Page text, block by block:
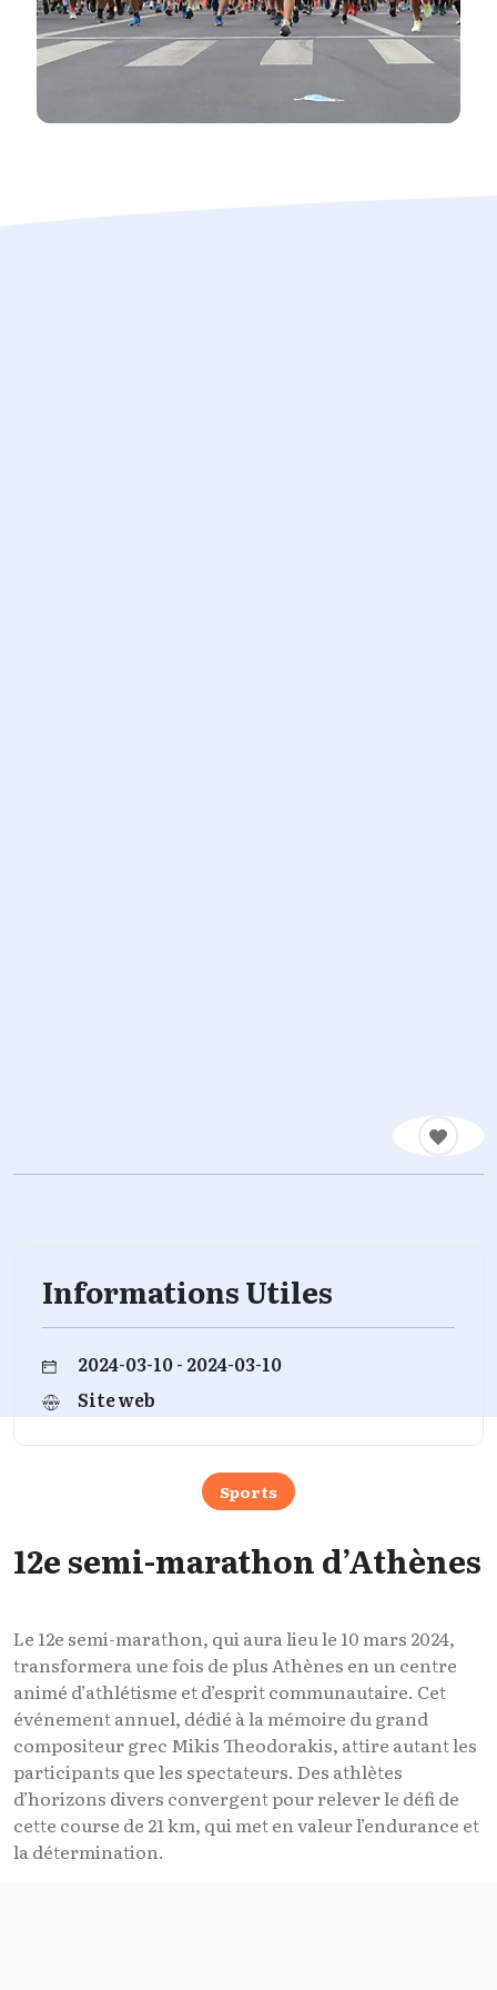
Informations Utiles
2024-03-10 - 2024-03-10
Site web
Sports
12e semi-marathon d’Athènes
Le 12e semi-marathon, qui aura lieu le 10 mars 2024,
transformera une fois de plus Athènes en un centre
animé d’athlétisme et d’esprit communautaire. Cet
événement annuel, dédié à la mémoire du grand
compositeur grec Mikis Theodorakis, attire autant les
participants que les spectateurs. Des athlètes
d’horizons divers convergent pour relever le défi de
cette course de 21 km, qui met en valeur l’endurance et
la détermination.